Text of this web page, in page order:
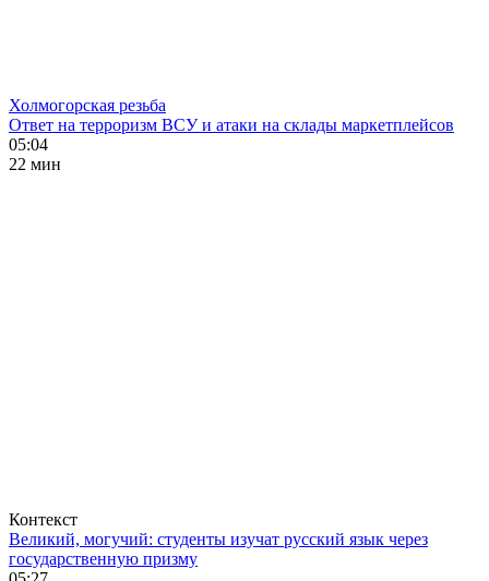
Холмогорская резьба
Ответ на терроризм ВСУ и атаки на склады маркетплейсов
05:04
22 мин
Контекст
Великий, могучий: студенты изучат русский язык через
государственную призму